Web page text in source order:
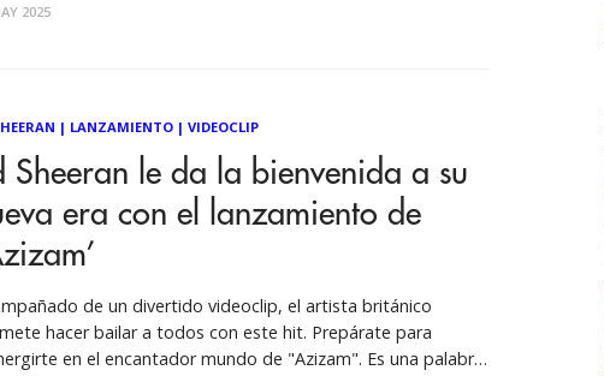
y se lanza con valentía a una
2025
| LANZAMIENTO| VIDEOCLIP
Sheeran le da la bienvenida a su
era con el lanzamiento de
de un divertido videoclip, el artista británico
hacer bailar a todos con este hit. Prepárate para
en el encantador mundo de "Azizam". Es una palabra